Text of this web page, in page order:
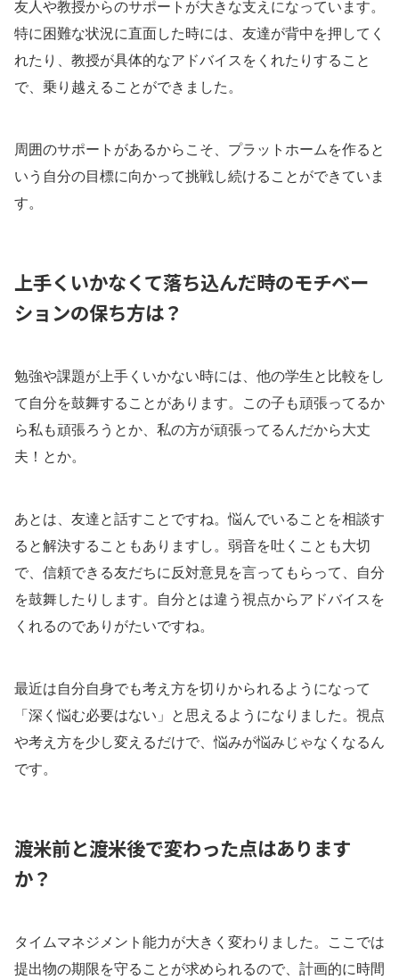
友人や教授からのサポートが大きな支えになっています。
特に困難な状況に直面した時には、友達が背中を押してく
れたり、教授が具体的なアドバイスをくれたりすること
で、乗り越えることができました。
周囲のサポートがあるからこそ、プラットホームを作ると
いう自分の目標に向かって挑戦し続けることができていま
す。
上手くいかなくて落ち込んだ時のモチベー
ションの保ち方は？
勉強や課題が上手くいかない時には、他の学生と比較をし
て自分を鼓舞することがあります。この子も頑張ってるか
ら私も頑張ろうとか、私の方が頑張ってるんだから大丈
夫！とか。
あとは、友達と話すことですね。悩んでいることを相談す
ると解決することもありますし。弱音を吐くことも大切
で、信頼できる友だちに反対意見を言ってもらって、自分
を鼓舞したりします。自分とは違う視点からアドバイスを
くれるのでありがたいですね。
最近は自分自身でも考え方を切りかられるようになって
「深く悩む必要はない」と思えるようになりました。視点
や考え方を少し変えるだけで、悩みが悩みじゃなくなるん
です。
渡米前と渡米後で変わった点はあります
か？
タイムマネジメント能力が大きく変わりました。ここでは
提出物の期限を守ることが求められるので、計画的に時間